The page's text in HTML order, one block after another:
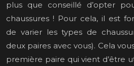
plus que conseillé d’opter
chaussures ! Pour cela, il est
de varier les types de
deux paires avec vous). Cela
première paire qui vient d’être